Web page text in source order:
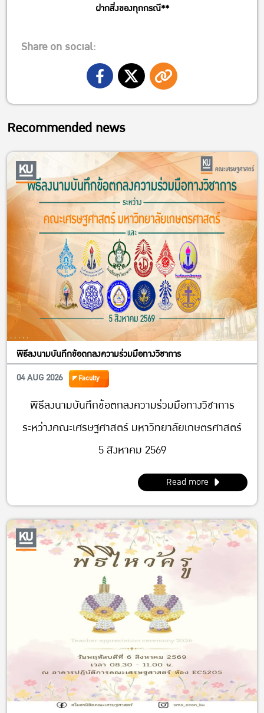
ฝากสิ่งของทุกกรณี**
Share on social:
Recommended news
พิธีลงนามบันทึกข้อตกลงความร่วมมือทางวิชาการ
04 AUG 2026
Faculty
พิธีลงนามบันทึกข้อตกลงความร่วมมือทางวิชาการ
ระหว่างคณะเศรษฐศาสตร์ มหาวิทยาลัยเกษตรศาสตร์
5 สิงหาคม 2569
Read more